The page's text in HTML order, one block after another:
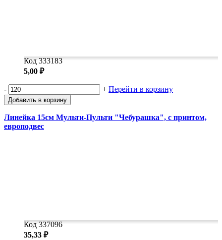
Код 333183
5,00 ₽
- + Перейти в корзину
Добавить в корзину
Линейка 15см Мульти-Пульти "Чебурашка", с принтом,
европодвес
Код 337096
35,33 ₽